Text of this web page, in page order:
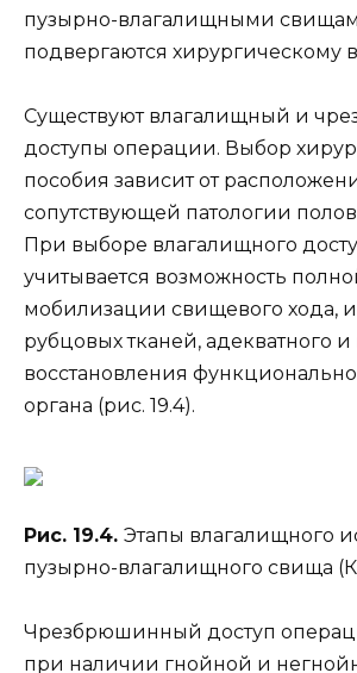
пузырно-влагалищными
подвергаются хирургическому
Существуют влагалищный и
доступы операции. Выбор
пособия зависит от
сопутствующей патологии
При выборе влагалищного
учитывается возможность
мобилизации свищевого хода,
рубцовых тканей, адекватного и
восстановления
органа (рис. 19.4).
Рис. 19.4. Этапы влагалищного
пузырно-влагалищного свища
Чрезбрюшинный доступ
при наличии гнойной и